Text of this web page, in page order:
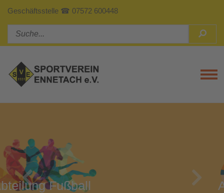
Geschäftsstelle ☎ 07572 600448
Abteilung Turnen
Previous Next